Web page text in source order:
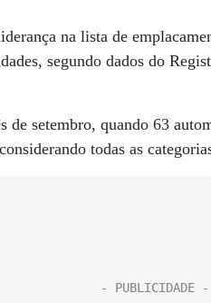
na lista de
segundo dados do
de setembro, quando 63
todas as